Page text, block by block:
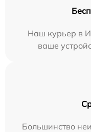
Наш курьер в
ваше
Большинство